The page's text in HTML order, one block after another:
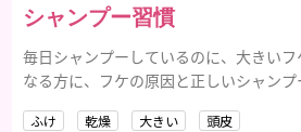
シャンプー習慣
毎日シャンプーしているのに、大きい
なる方に、フケの原因と正しいシャン
ふけ 乾燥 大きい 頭皮